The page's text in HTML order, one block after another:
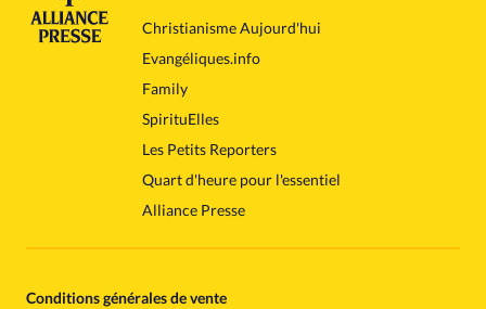
Christianisme Aujourd'hui
Evangéliques.info
Family
SpirituElles
Les Petits Reporters
Quart d'heure pour l'essentiel
Alliance Presse
Conditions générales de vente